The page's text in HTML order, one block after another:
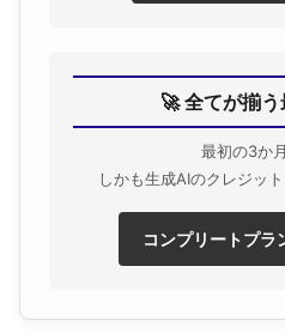
🚀 全てが揃
最初の3か
しかも生成AIのクレジッ
コンプリートプラ